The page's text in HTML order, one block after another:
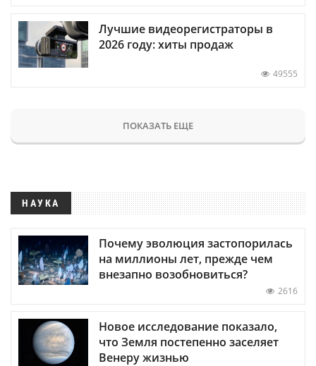
Лучшие видеорегистраторы в
2026 году: хиты продаж
49555
ПОКАЗАТЬ ЕЩЕ
НАУКА
Почему эволюция застопорилась
на миллионы лет, прежде чем
внезапно возобновиться?
2616
Новое исследование показало,
что Земля постепенно заселяет
Венеру жизнью